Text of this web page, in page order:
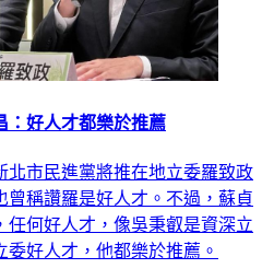
好人才都樂於推薦
北市民進黨將推在地立委羅致政
稱讚羅是好人才。不過，蘇貞
任何好人才，像吳秉叡是資深立
好人才，他都樂於推薦。